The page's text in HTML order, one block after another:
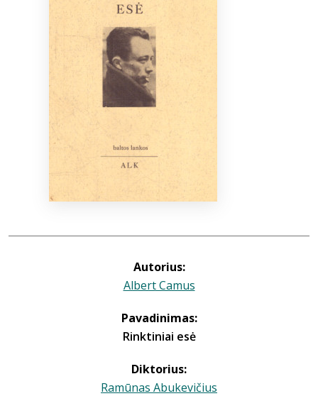
Autorius:
Albert Camus
Pavadinimas:
Rinktiniai esė
Diktorius:
Ramūnas Abukevičius